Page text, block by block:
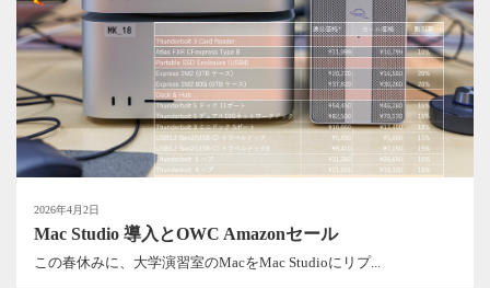
2026年4月2日
Mac Studio 導入とOWC Amazonセール
この春休みに、大学演習室のMacをMac Studioにリプ...